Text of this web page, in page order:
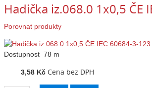
Hadička iz.068.0 1x0,5 ČE
Porovnat produkty
Dostupnost 78 m
3,58 Kč Cena bez DPH